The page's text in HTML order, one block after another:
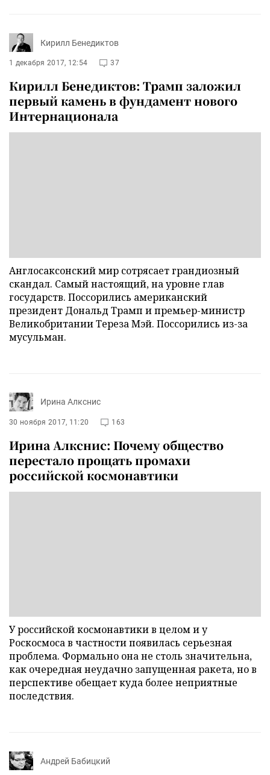
Кирилл Бенедиктов
1 декабря 2017, 12:54 37
Кирилл Бенедиктов: Трамп заложил
первый камень в фундамент нового
Интернационала
Англосаксонский мир сотрясает грандиозный
скандал. Самый настоящий, на уровне глав
государств. Поссорились американский
президент Дональд Трамп и премьер-министр
Великобритании Тереза Мэй. Поссорились из-за
мусульман.
Ирина Алкснис
30 ноября 2017, 11:20 163
Ирина Алкснис: Почему общество
перестало прощать промахи
российской космонавтики
У российской космонавтики в целом и у
Роскосмоса в частности появилась серьезная
проблема. Формально она не столь значительна,
как очередная неудачно запущенная ракета, но в
перспективе обещает куда более неприятные
последствия.
Андрей Бабицкий